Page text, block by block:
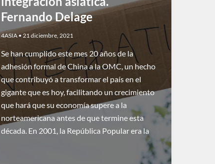
Fernando Delage
4ASIA • 21 diciembre, 2021
Se han cumplido este mes 20 años de la
adhesión formal de China a la OMC, un hecho
que contribuyó a transformar el país en el
gigante que es hoy, facilitando un crecimiento
que hará que su economía supere a la
norteamericana antes de que termine esta
década. En 2001, la República Popular era la